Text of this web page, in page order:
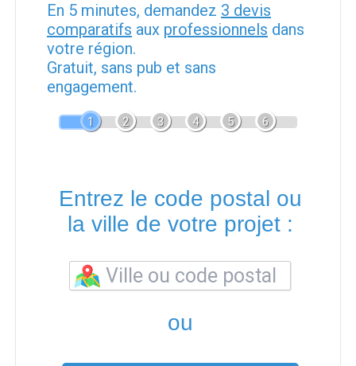
En 5 minutes, demandez 3 devis
comparatifs aux professionnels dans
votre région.
Gratuit, sans pub et sans
engagement.
1 2 3 4 5 6
Entrez le code postal ou
la ville de votre projet :
ou